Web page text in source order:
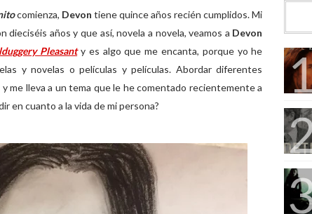
comienza, Devontiene quince años recién cumplidos. Mi
años y que así, novela a novela, veamos a Devon
Pleasanty es algo que me encanta, porque yo he
y novelas o películas y películas. Abordar diferentes
me lleva a un tema que le he comentado recientemente a
en cuanto a la vida de mi persona?